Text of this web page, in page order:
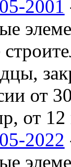
2001
от
от
2022